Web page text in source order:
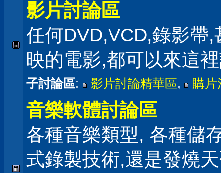
影片討論區
任何DVD,VCD,錄影帶,
映的電影,都可以來這
子討論區: 影片討論精華區, 購片
音樂軟體討論區
各種音樂類型, 各種儲
式錄製技術,還是發燒